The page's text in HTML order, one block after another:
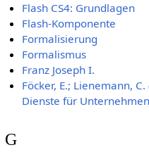
Flash CS4: Grundlagen
Flash-Komponente
Formalisierung
Formalismus
Franz Joseph I.
Föcker, E.; Lienemann,
Dienste für
G